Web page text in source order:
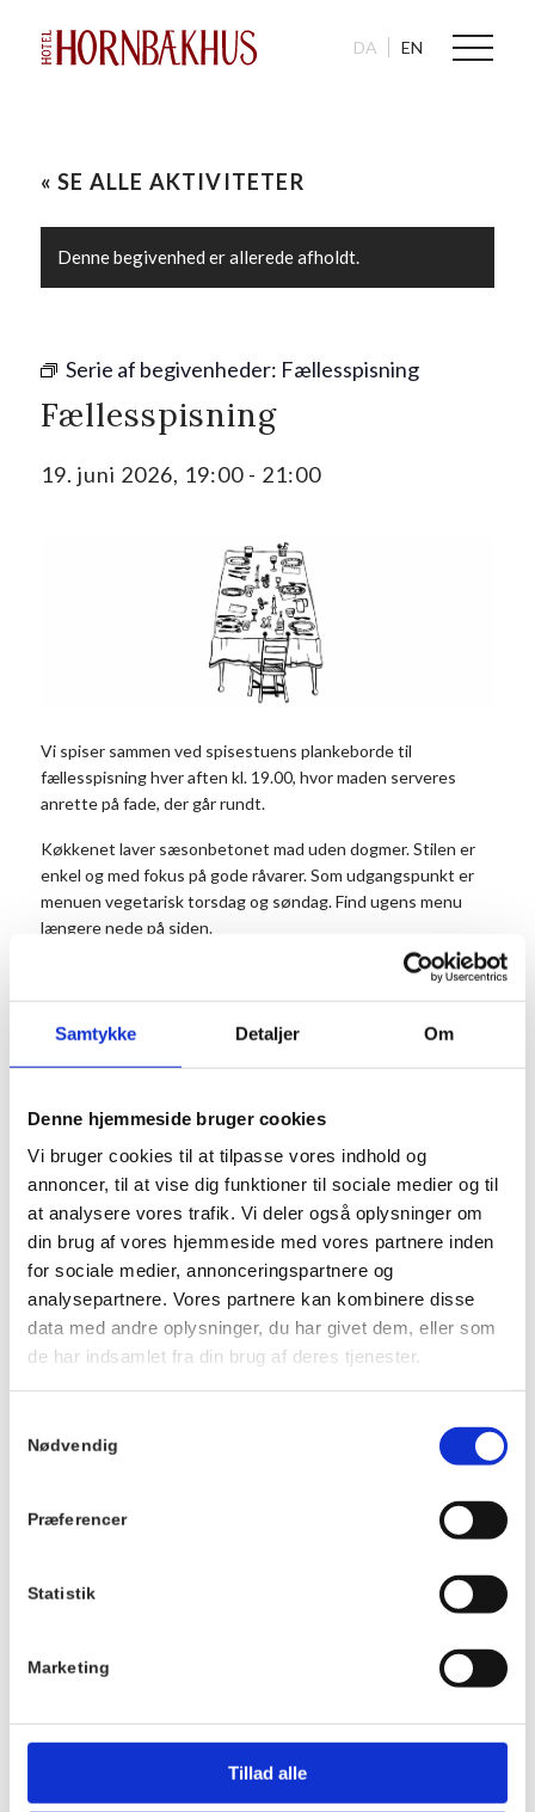
Samtykke Detaljer Om
Denne hjemmeside bruger cookies
Vi bruger cookies til at tilpasse vores indhold og
annoncer, til at vise dig funktioner til sociale medier og til
at analysere vores trafik. Vi deler også oplysninger om
din brug af vores hjemmeside med vores partnere inden
for sociale medier, annonceringspartnere og
analysepartnere. Vores partnere kan kombinere disse
data med andre oplysninger, du har givet dem, eller som
de har indsamlet fra din brug af deres tjenester.
Nødvendig
Præferencer
Statistik
Marketing
Tillad alle
DA EN
« SE ALLE AKTIVITETER
Denne begivenhed er allerede afholdt.
Serie af begivenheder: Fællesspisning
Fællesspisning
19. juni 2026, 19:00- 21:00
Vi spiser sammen ved spisestuens plankeborde til
fællesspisning hver aften kl. 19.00, hvor maden serveres
anrette på fade, der går rundt.
Køkkenet laver sæsonbetonet mad uden dogmer. Stilen er
enkel og med fokus på gode råvarer. Som udgangspunkt er
menuen vegetarisk torsdag og søndag. Find ugens menu
længere nede på siden.
Vi tilbyder dagligt et vegetarisk alternativ til dagens måltid.
Det er vigtigt, at du noterer antal vegetarer i
kommentarfeltet, når du bestiller dit bord.
Prisen er 175 kr. for middagen pr. person og 50 kr. for
med 3 år betaler ikke.
Husk at reservere dine pladser på forhånd.
Ankom gerne ca. 20 minutter før, så du kan få noget at drikke
og finde en plads ved langbordet, inden maden serveres.
Vi kan ikke tilpasse maden eller garantere veganske, mælkefri
eller glutenfri muligheder.
Der tages forbehold for ændringer i menuen.
Du kan se menuen HER.
Info
19. juni 2026
19:00 - 21:00
Fællesspisning
Pris:
Sted